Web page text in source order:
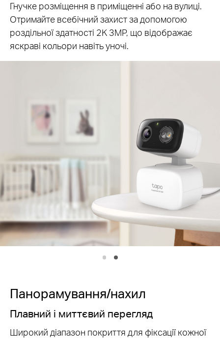
Гнучке розміщення в приміщенні або на вулиці.
Отримайте всебічний захист за допомогою
роздільної здатності 2K 3MP, що відображає
яскраві кольори навіть уночі.
Захист від погодних умов IP65
Панорамування/нахил
Плавний і миттєвий перегляд
Широкий діапазон покриття для фіксації кожної